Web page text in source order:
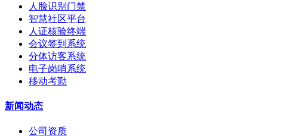
人脸识别门禁
智慧社区平台
人证核验终端
会议签到系统
分体访客系统
电子岗哨系统
移动考勤
新闻动态
公司资质